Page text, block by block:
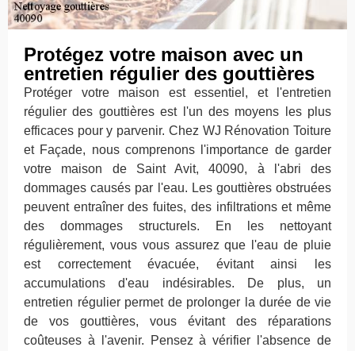
Protégez votre maison avec un
entretien régulier des gouttières
Protéger votre maison est essentiel, et l'entretien
régulier des gouttières est l'un des moyens les plus
efficaces pour y parvenir. Chez WJ Rénovation Toiture
et Façade, nous comprenons l'importance de garder
votre maison de Saint Avit, 40090, à l'abri des
dommages causés par l'eau. Les gouttières obstruées
peuvent entraîner des fuites, des infiltrations et même
des dommages structurels. En les nettoyant
régulièrement, vous vous assurez que l'eau de pluie
est correctement évacuée, évitant ainsi les
accumulations d'eau indésirables. De plus, un
entretien régulier permet de prolonger la durée de vie
de vos gouttières, vous évitant des réparations
coûteuses à l'avenir. Pensez à vérifier l'absence de